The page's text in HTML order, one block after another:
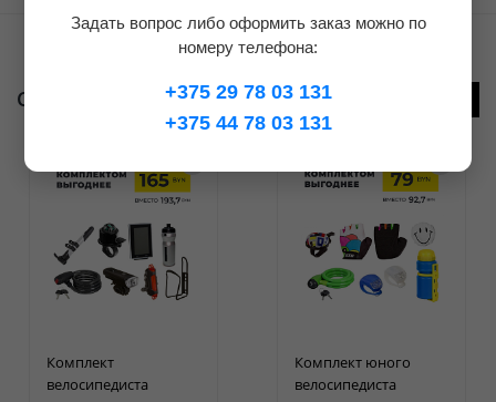
С этим велосипедом покупают
Комплект
велосипедиста
Комплект юного
велосипедиста
Задать вопрос либо оформить заказ можно по
номеру телефона:
+375 29 78 03 131
+375 44 78 03 131